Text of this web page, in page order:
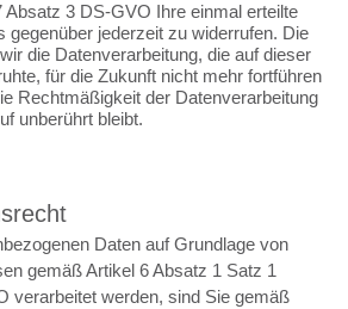
Absatz 3 DS-GVO Ihre einmal erteilte
gegenüber jederzeit zu widerrufen. Die
die Datenverarbeitung, die auf dieser
für die Zukunft nicht mehr fortführen
Rechtmäßigkeit der Datenverarbeitung
unberührt bleibt.
Daten auf Grundlage von
gemäß Artikel 6 Absatz 1 Satz 1
verarbeitet werden, sind Sie gemäß